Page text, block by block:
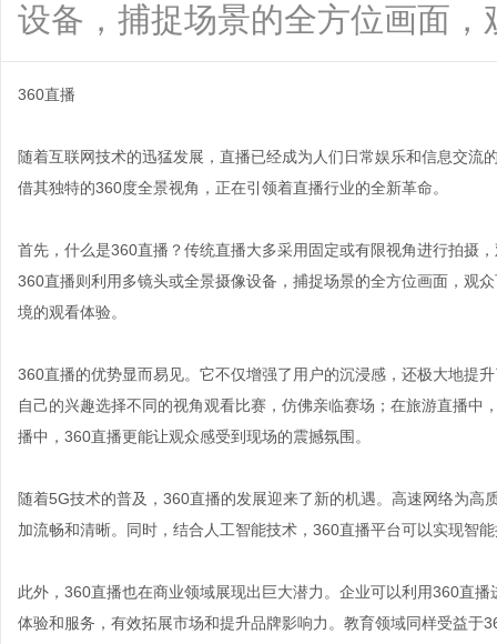
设备，捕捉场景的全方位画面，
360直播
随着互联网技术的迅猛发展，直播已经成为人们日常娱乐和信息交
借其独特的360度全景视角，正在引领着直播行业的全新革命。
首先，什么是360直播？传统直播大多采用固定或有限视角进行拍摄
360直播则利用多镜头或全景摄像设备，捕捉场景的全方位画面，观
境的观看体验。
360直播的优势显而易见。它不仅增强了用户的沉浸感，还极大地提
自己的兴趣选择不同的视角观看比赛，仿佛亲临赛场；在旅游直播
播中，360直播更能让观众感受到现场的震撼氛围。
随着5G技术的普及，360直播的发展迎来了新的机遇。高速网络为
加流畅和清晰。同时，结合人工智能技术，360直播平台可以实现智
此外，360直播也在商业领域展现出巨大潜力。企业可以利用360直
体验和服务，有效拓展市场和提升品牌影响力。教育领域同样受益